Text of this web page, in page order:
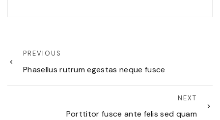
PREVIOUS
Phasellus rutrum egestas neque fusce
NEXT
Porttitor fusce ante felis sed quam